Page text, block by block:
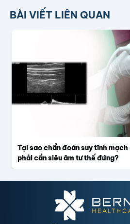
BÀI VIẾT LIÊN QUAN
Tại sao chẩn đoán suy tĩnh
phải cần siêu âm tư thế đứng?